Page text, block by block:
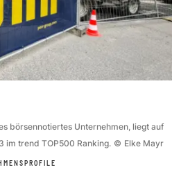
börsennotiertes Unternehmen, liegt auf
im trend TOP500 Ranking. © Elke Mayr